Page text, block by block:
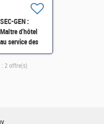
SEC-GEN :
Maître d'hôtel
au service des
étages de l'Hôtel
des ministres
: 2 offre(s)